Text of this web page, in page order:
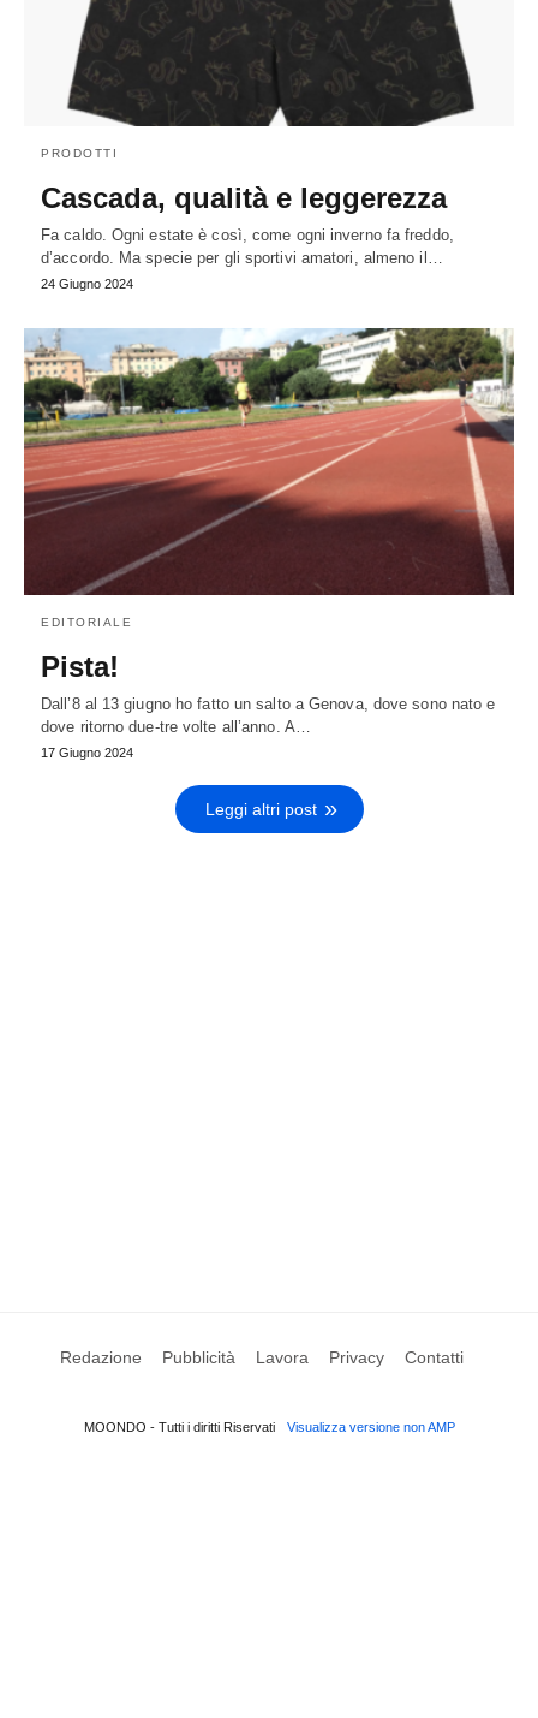
PRODOTTI
Cascada, qualità e leggerezza
Fa caldo. Ogni estate è così, come ogni inverno fa freddo,
d’accordo. Ma specie per gli sportivi amatori, almeno il…
24 Giugno 2024
EDITORIALE
Pista!
Dall’8 al 13 giugno ho fatto un salto a Genova, dove sono nato e
dove ritorno due-tre volte all’anno. A…
17 Giugno 2024
Leggi altri post
Redazione Pubblicità Lavora Privacy Contatti
MOONDO - Tutti i diritti Riservati Visualizza versione non AMP